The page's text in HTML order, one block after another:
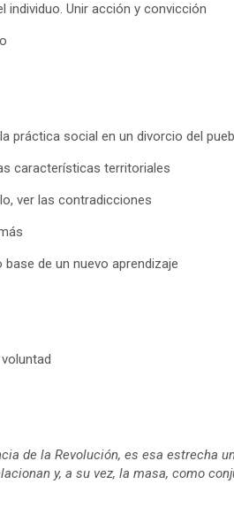
individuo. Unir acción y convicción
práctica social en un divorcio del
características territoriales
ver las contradicciones
de un nuevo aprendizaje
de la Revolución, es esa estrecha
y, a su vez, la masa, como